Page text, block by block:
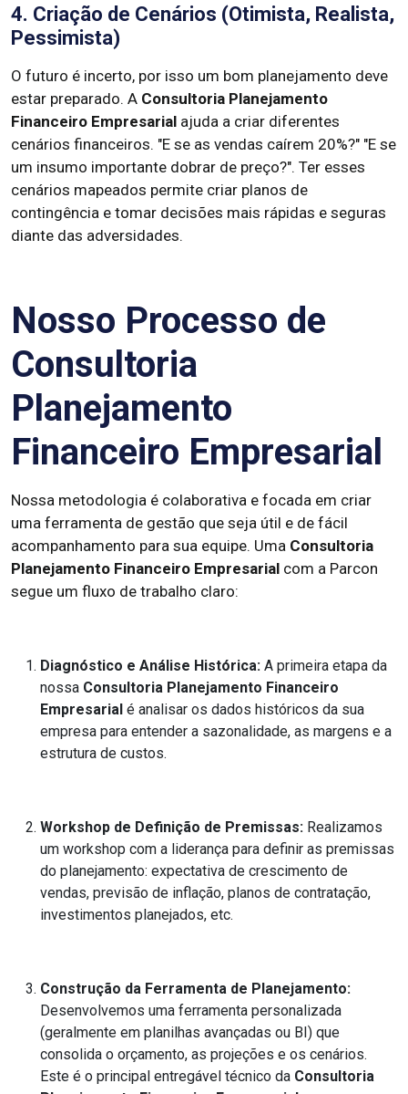
4. Criação de Cenários (Otimista, Realista,
Pessimista)
O futuro é incerto, por isso um bom planejamento deve
estar preparado. A Consultoria Planejamento
Financeiro Empresarial ajuda a criar diferentes
cenários financeiros. "E se as vendas caírem 20%?" "E se
um insumo importante dobrar de preço?". Ter esses
cenários mapeados permite criar planos de
contingência e tomar decisões mais rápidas e seguras
diante das adversidades.
Nosso Processo de
Consultoria
Planejamento
Financeiro Empresarial
Nossa metodologia é colaborativa e focada em criar
uma ferramenta de gestão que seja útil e de fácil
acompanhamento para sua equipe. Uma Consultoria
Planejamento Financeiro Empresarial com a Parcon
segue um fluxo de trabalho claro:
Diagnóstico e Análise Histórica: A primeira etapa da
nossa Consultoria Planejamento Financeiro
Empresarial é analisar os dados históricos da sua
empresa para entender a sazonalidade, as margens e a
estrutura de custos.
Workshop de Definição de Premissas: Realizamos
um workshop com a liderança para definir as premissas
do planejamento: expectativa de crescimento de
vendas, previsão de inflação, planos de contratação,
investimentos planejados, etc.
Construção da Ferramenta de Planejamento:
Desenvolvemos uma ferramenta personalizada
(geralmente em planilhas avançadas ou BI) que
consolida o orçamento, as projeções e os cenários.
Este é o principal entregável técnico da Consultoria